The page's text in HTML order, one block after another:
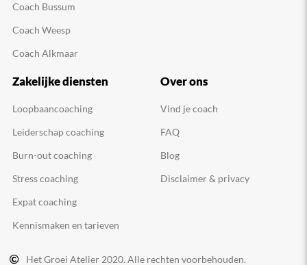
Coach Bussum
Coach Weesp
Coach Alkmaar
Zakelijke diensten
Loopbaancoaching
Leiderschap coaching
Burn-out coaching
Stress coaching
Expat coaching
Kennismaken en tarieven
Over ons
Vind je coach
FAQ
Blog
Disclaimer & privacy
Het Groei Atelier 2020. Alle rechten voorbehouden.